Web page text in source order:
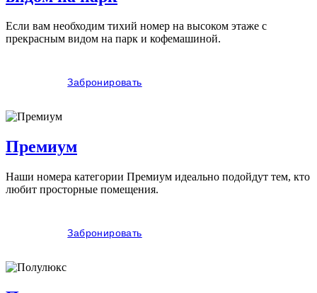
Если вам необходим тихий номер на высоком этаже с
прекрасным видом на парк и кофемашиной.
Забронировать
Премиум
Наши номера категории Премиум идеально подойдут тем, кто
любит просторные помещения.
Забронировать